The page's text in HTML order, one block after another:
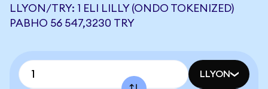
LLYON/TRY: 1 ELI LILLY (ONDO TOKENIZED)
РАВНО 56 547,3230 TRY
LLYON